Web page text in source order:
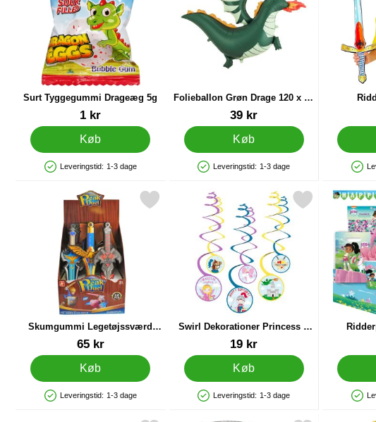
Surt Tyggegummi Drageæg 5g
1 kr
Køb
Produkttilgængelighed: På lager
Leveringstid: 1-3 dage
Folieballon Grøn Drage 120 x 90
cm
39 kr
Køb
Produkttilgængelighed: På lager
Leveringstid: 1-3 dage
Skumgummi Legetøjssværd
EVA
65 kr
Køb
Produkttilgængelighed: På lager
Leveringstid: 1-3 dage
Markér skumgummi Legetøjssværd EVA som favorit
Swirl Dekorationer Princess &
Knight
19 kr
Køb
Produkttilgængelighed: På lager
Leveringstid: 1-3 dage
Markér swirl Dekorationer Princess &
Varenr
Markér